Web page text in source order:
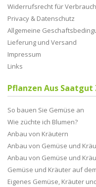
Widerrufsrecht für
Privacy & Datenschutz
Allgemeine
Lieferung und Versand
Impressum
Links
Pflanzen Aus Saatgut
So bauen Sie Gemüse an
Wie züchte ich Blumen?
Anbau von Kräutern
Anbau von Gemüse und
Anbau von Gemüse und
Gemüse und Kräuter auf
Eigenes Gemüse, Kräuter